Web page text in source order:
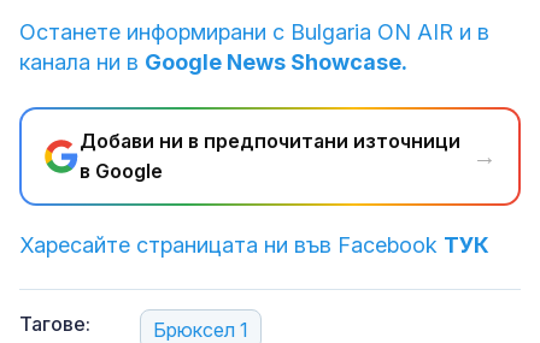
Останете информирани с Bulgaria ON AIR и в
канала ни в Google News Showcase.
Добави ни в предпочитани източници
в Google
→
Харесайте страницата ни във Facebook ТУК
Тагове: Брюксел 1